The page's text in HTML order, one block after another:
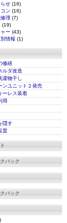
せ (16)
ン (16)
理 (7)
(19)
ー (43)
情報 (1)
修繕
ルダ改造
濯物干し
ンユニット２発売
ーレス装着
用
隠す
置
バック
バック